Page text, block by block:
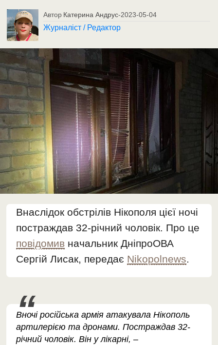
Автор Катерина Андрус-2023-05-04
Журналіст / Редактор
Внаслідок обстрілів Нікополя цієї ночі
постраждав 32-річний чоловік. Про це
повідомив начальник ДніпроОВА
Сергій Лисак, передає Nikopolnews.
Вночi росiйська армiя атакувала Нiкополь
артилерією та дронами. Постраждав 32-
рiчний чоловiк. Вiн у лiкарнi, –